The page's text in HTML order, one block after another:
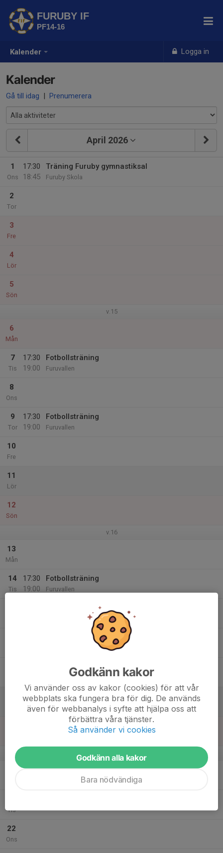
Kalender Logga in
FURUBY IF
PF14-16
Kalender
Gå till idag | Prenumerera
April 2026
1
Ons
17:30
18:45
Träning Furuby gymnastiksal
Furuby Skola
2
Tor
3
Fre
4
Lör
5
Sön
v.15
6
Mån
7
Tis
17:30
19:00
Fotbollsträning
Furuvallen
8
Ons
9
Tor
17:30
19:00
Fotbollsträning
Furuvallen
10
Fre
11
Lör
12
Sön
v.16
13
Mån
14
Tis
17:30
19:00
Fotbollsträning
Furuvallen
Fotbollsträning
v.17
Tis
22
Ons
Godkänn kakor
Vi använder oss av kakor (cookies) för att vår
webbplats ska fungera bra för dig. De används
även för webbanalys i syfte att hjälpa oss att
förbättra våra tjänster.
Så använder vi cookies
Godkänn alla kakor
Bara nödvändiga